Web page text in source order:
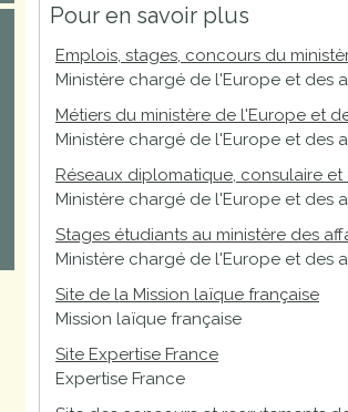
Pour en savoir plus
Emplois, stages, concours du
Ministère chargé de l'Europe et des
Métiers du ministère de l'Europe et
Ministère chargé de l'Europe et des
Réseaux diplomatique, consulaire
Ministère chargé de l'Europe et des
Stages étudiants au ministère des
Ministère chargé de l'Europe et des
Site de la Mission laïque française
Mission laïque française
Site Expertise France
Expertise France